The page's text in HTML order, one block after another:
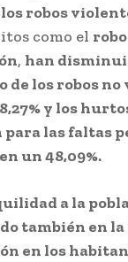
los robos
como el
, han
de los robos
y los
las faltas
un 48,09%.
a la
también en
en los